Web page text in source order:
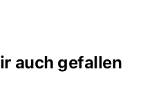
auch gefallen